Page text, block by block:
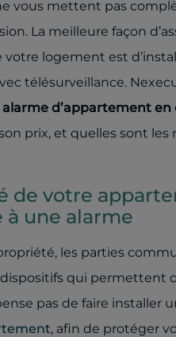
vous mettent pas
La meilleure façon
logement est
télésurveillance.
alarme d’appartement
prix, et quelles sont les
de votre
une alarme
les parties
qui permettent
pas de faire installer
, afin de protéger